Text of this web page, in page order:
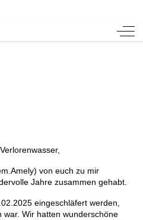
Off-
von euch zu mir
Jahre zusammen gehabt.
eingeschläfert werden,
war. Wir hatten wunderschöne